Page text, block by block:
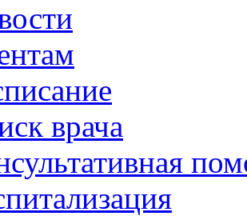
врача